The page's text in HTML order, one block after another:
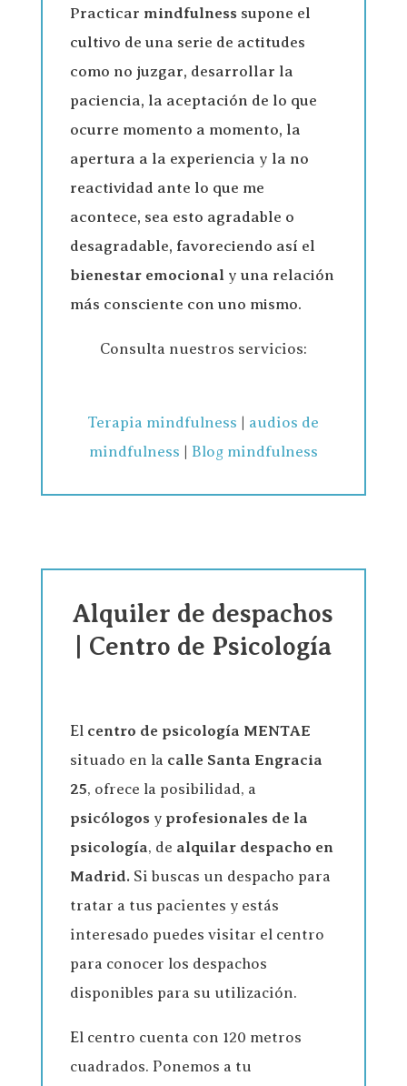
Practicar mindfulnesssupone el
cultivo de una serie de actitudes
como no juzgar, desarrollar la
paciencia, la aceptación de lo que
ocurre momento a momento, la
apertura a la experiencia y la no
reactividad ante lo que me
acontece, sea esto agradable o
desagradable, favoreciendo así el
bienestar emocionaly una relación
más consciente con uno mismo.
Consulta nuestros servicios:
Terapia mindfulness
audios de
mindfulness
Blog mindfulness
Alquiler de despachos
| Centro de Psicología
El centro de psicología MENTAE
situado en la calle Santa Engracia
25, ofrece la posibilidad, a
psicólogosy profesionales de la
psicología, de alquilar despacho en
Madrid.Si buscas un despacho para
tratar a tus pacientes y estás
interesado puedes visitar el centro
para conocer los despachos
disponibles para su utilización.
El centro cuenta con 120 metros
cuadrados. Ponemos a tu